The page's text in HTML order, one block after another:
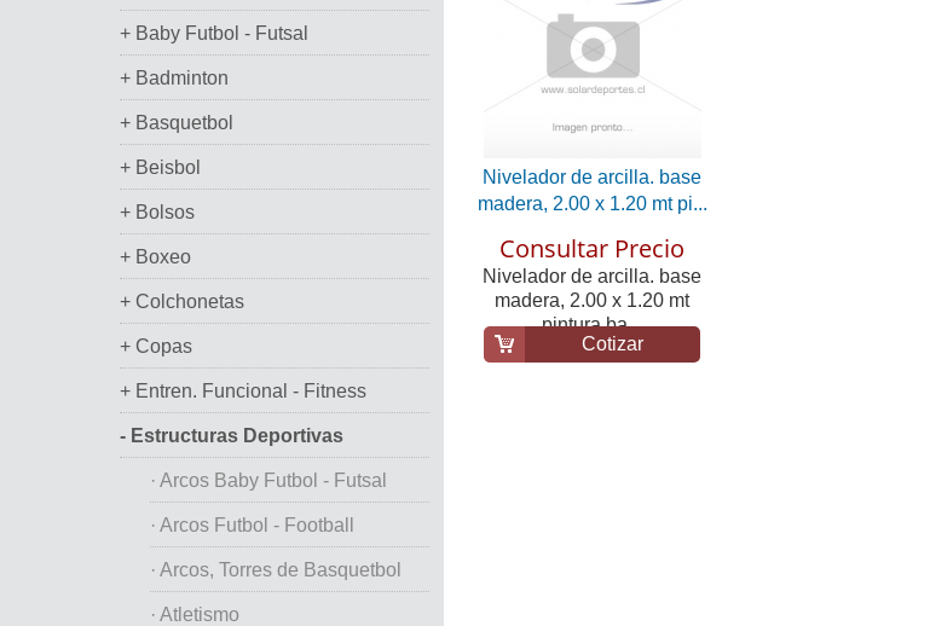
+ Baby Futbol - Futsal
+ Badminton
+ Basquetbol
+ Beisbol
+ Bolsos
+ Boxeo
+ Colchonetas
+ Copas
+ Entren. Funcional - Fitness
- Estructuras Deportivas
· Arcos Baby Futbol - Futsal
· Arcos Futbol - Football
· Arcos, Torres de Basquetbol
· Atletismo
Nivelador de arcilla. base
madera, 2.00 x 1.20 mt pi...
Consultar Precio
Nivelador de arcilla. base
madera, 2.00 x 1.20 mt
pintura ba...
Cotizar